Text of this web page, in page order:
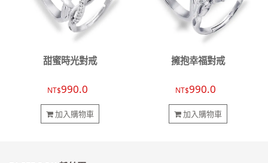
甜蜜時光對戒
NT$990.0
加入購物車
擁抱幸福對戒
NT$990.0
加入購物車